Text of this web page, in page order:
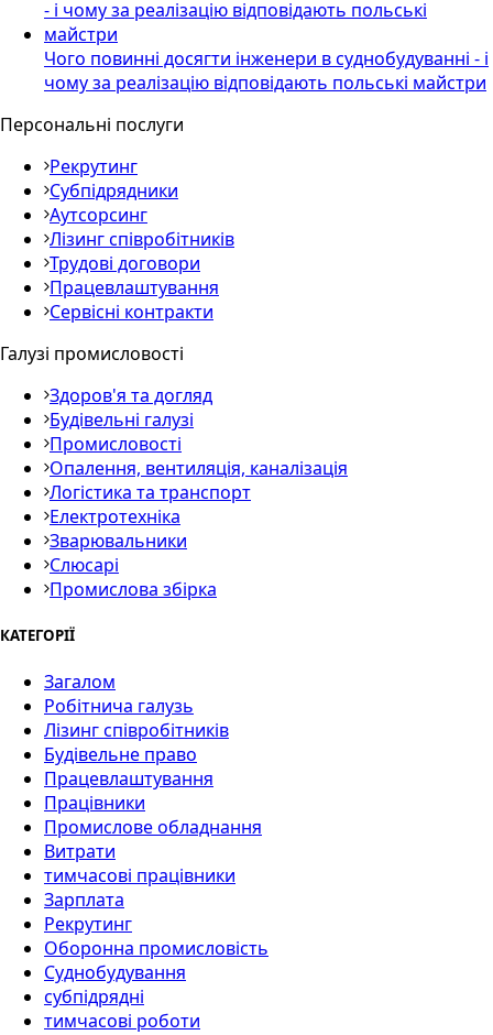
Чого повинні досягти інженери в суднобудуванні - і
чому за реалізацію відповідають польські майстри
Персональні послуги
Рекрутинг
Субпідрядники
Аутсорсинг
Лізинг співробітників
Трудові договори
Працевлаштування
Сервісні контракти
Галузі промисловості
Здоров'я та догляд
Будівельні галузі
Промисловості
Опалення, вентиляція, каналізація
Логістика та транспорт
Електротехніка
Зварювальники
Слюсарі
Промислова збірка
КАТЕГОРІЇ
Загалом
Робітнича галузь
Лізинг співробітників
Будівельне право
Працевлаштування
Працівники
Промислове обладнання
Витрати
тимчасові працівники
Зарплата
Рекрутинг
Оборонна промисловість
Суднобудування
субпідрядні
тимчасові роботи